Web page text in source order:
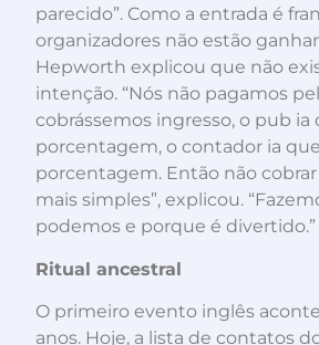
parecido”. Como a entrada é
organizadores não estão
Hepworth explicou que não
intenção. “Nós não pagamos
cobrássemos ingresso, o pub ia
porcentagem, o contador ia
porcentagem. Então não cobrar
mais simples”, explicou.
podemos e porque é divertido.”
Ritual ancestral
O primeiro evento inglês
anos. Hoje, a lista de contatos